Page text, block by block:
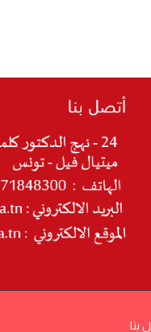
بنا